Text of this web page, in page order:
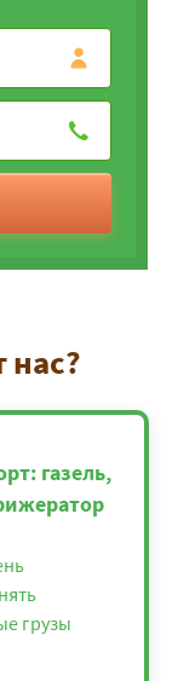
газель,
грузы